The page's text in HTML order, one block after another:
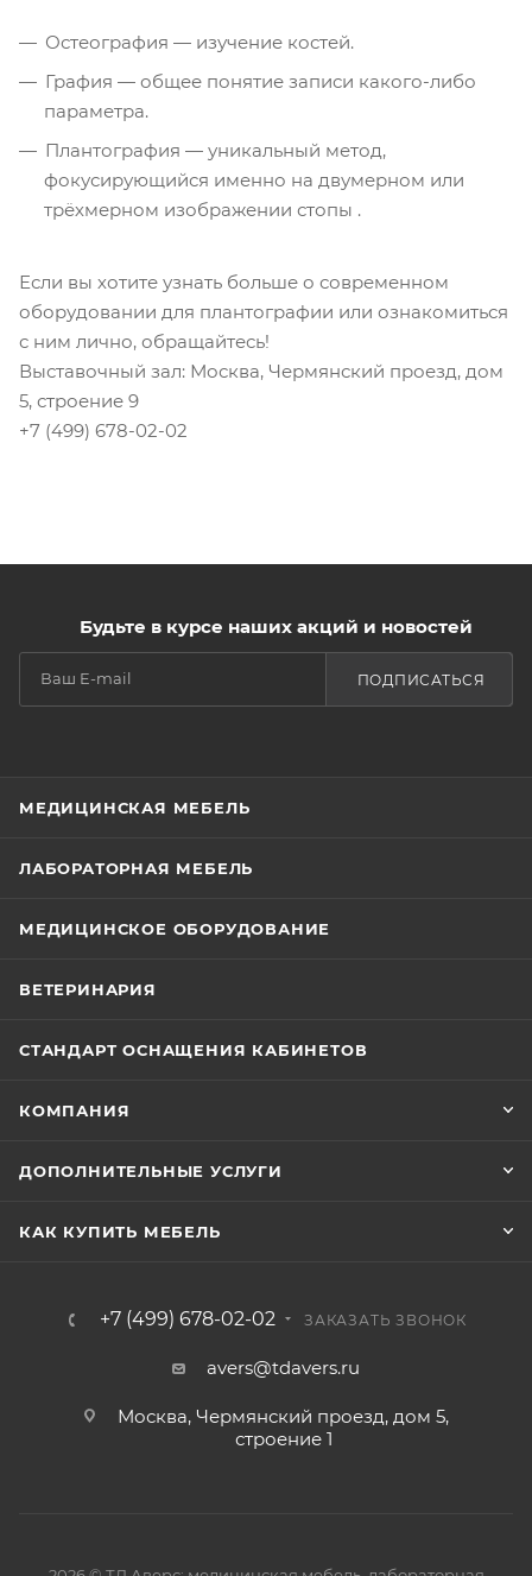
Остеография — изучение костей.
Графия — общее понятие записи какого-либо
параметра.
Плантография — уникальный метод,
фокусирующийся именно на двумерном или
трёхмерном изображении стопы .
Если вы хотите узнать больше о современном
оборудовании для плантографии или ознакомиться
с ним лично, обращайтесь!
Выставочный зал: Москва, Чермянский проезд, дом
5, строение 9
+7 (499) 678-02-02
Будьте в курсе наших акций и новостей
ПОДПИСАТЬСЯ
МЕДИЦИНСКАЯ МЕБЕЛЬ
ЛАБОРАТОРНАЯ МЕБЕЛЬ
МЕДИЦИНСКОЕ ОБОРУДОВАНИЕ
ВЕТЕРИНАРИЯ
СТАНДАРТ ОСНАЩЕНИЯ КАБИНЕТОВ
КОМПАНИЯ
ДОПОЛНИТЕЛЬНЫЕ УСЛУГИ
КАК КУПИТЬ МЕБЕЛЬ
+7 (499) 678-02-02 ЗАКАЗАТЬ ЗВОНОК
avers@tdavers.ru
Москва, Чермянский проезд, дом 5,
строение 1